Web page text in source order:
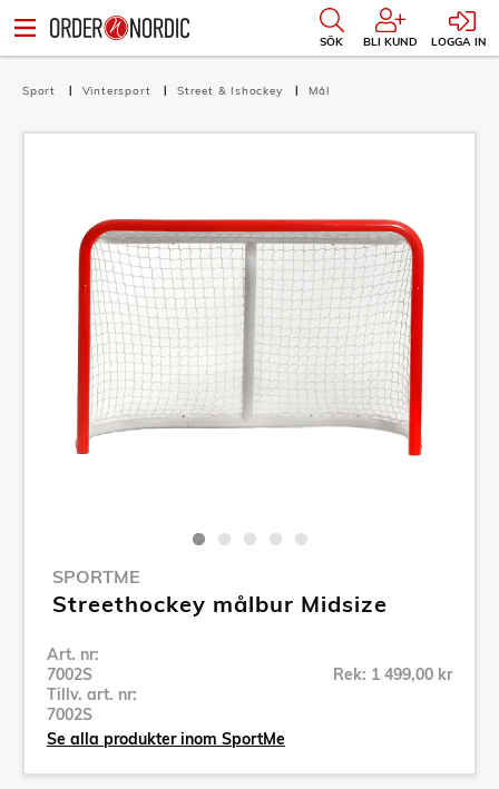
SÖK BLI KUND LOGGA IN
Sport Vintersport Street & Ishockey Mål
SPORTME
Streethockey målbur Midsize
Art. nr:
7002S
Tillv. art. nr:
7002S
Rek: 1 499,00 kr
Se alla produkter inom SportMe